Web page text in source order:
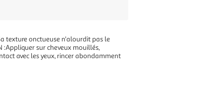
texture onctueuse n'alourdit pas le
:Appliquer sur cheveux mouillés,
avec les yeux, rincer abondamment